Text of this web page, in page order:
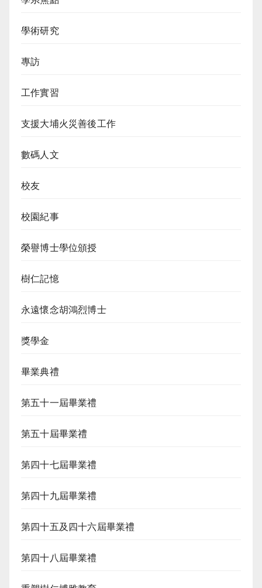
學術研究
專訪
工作實習
支援大埔火災善後工作
數碼人文
校友
校園紀事
榮譽博士學位頒授
樹仁記憶
永遠懷念胡鴻烈博士
獎學金
畢業典禮
第五十一屆畢業禮
第五十屆畢業禮
第四十七屆畢業禮
第四十九屆畢業禮
第四十五及四十六屆畢業禮
第四十八屆畢業禮